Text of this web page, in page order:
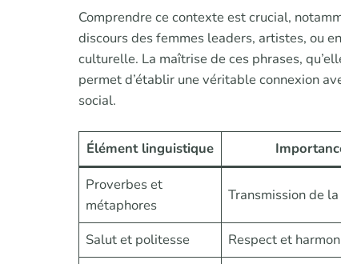
Comprendre ce contexte est crucial,
discours des femmes leaders, artistes, ou
culturelle. La maîtrise de ces phrases,
permet d’établir une véritable connexion
social.
Élément linguistique
Proverbes et
métaphores
Transmission de
Salut et politesse
Respect et